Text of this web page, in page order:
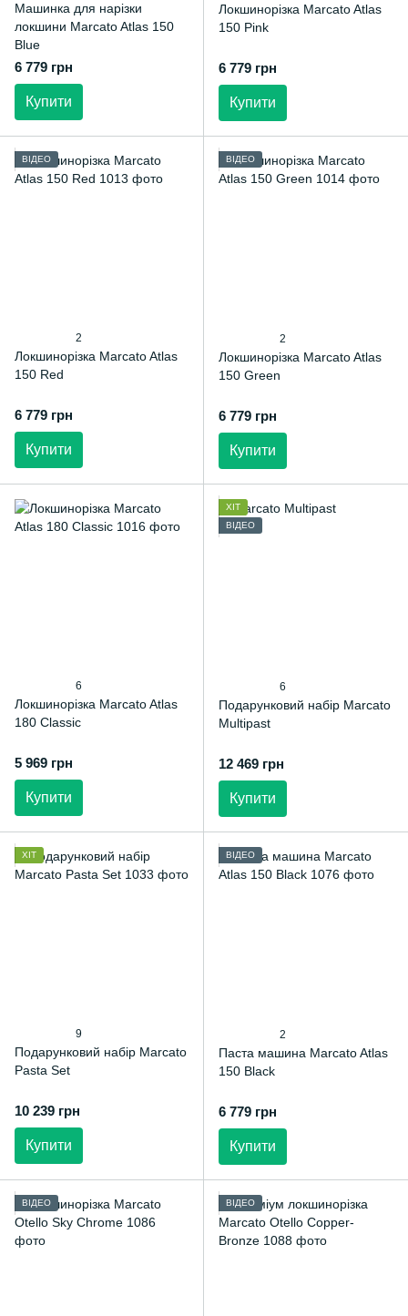
Машинка для нарізки
локшини Marcato Atlas 150
Blue
6 779 грн
Купити
Локшинорізка Marcato Atlas
150 Pink
6 779 грн
Купити
ВІДЕО
2
Локшинорізка Marcato Atlas
150 Red
6 779 грн
Купити
ВІДЕО
2
Локшинорізка Marcato Atlas
150 Green
6 779 грн
Купити
6
Локшинорізка Marcato Atlas
180 Classic
5 969 грн
Купити
ХІТ
ВІДЕО
6
Подарунковий набір Marcato
Multipast
12 469 грн
Купити
ХІТ
9
Подарунковий набір Marcato
Pasta Set
10 239 грн
Купити
ВІДЕО
2
Паста машина Marcato Atlas
150 Black
6 779 грн
Купити
ВІДЕО ВІДЕО